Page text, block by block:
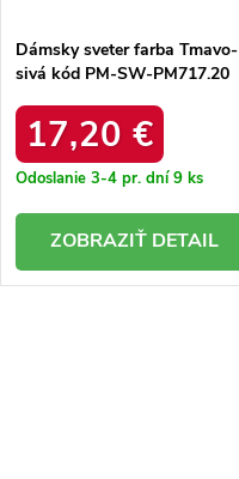
Dámsky sveter farba Tmavo-
sivá kód PM-SW-PM717.20
17,20 €
Odoslanie 3-4 pr. dní9 ks
DETAIL